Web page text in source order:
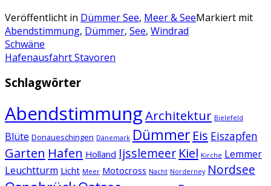
Veröffentlicht in Dümmer See, Meer & SeeMarkiert mit
Abendstimmung, Dümmer, See, Windrad
Artikel-
Navigation
Schwäne
Hafenausfahrt Stavoren
Schlagwörter
AbendstimmungArchitektur Bielefeld
Blüte Donaueschingen Dänemark Dümmer Eis Eiszapfen
Garten Hafen Holland Ijsslemeer Kiel Kirche Lemmer
Leuchtturm Licht Meer Motocross Nacht Norderney Nordsee